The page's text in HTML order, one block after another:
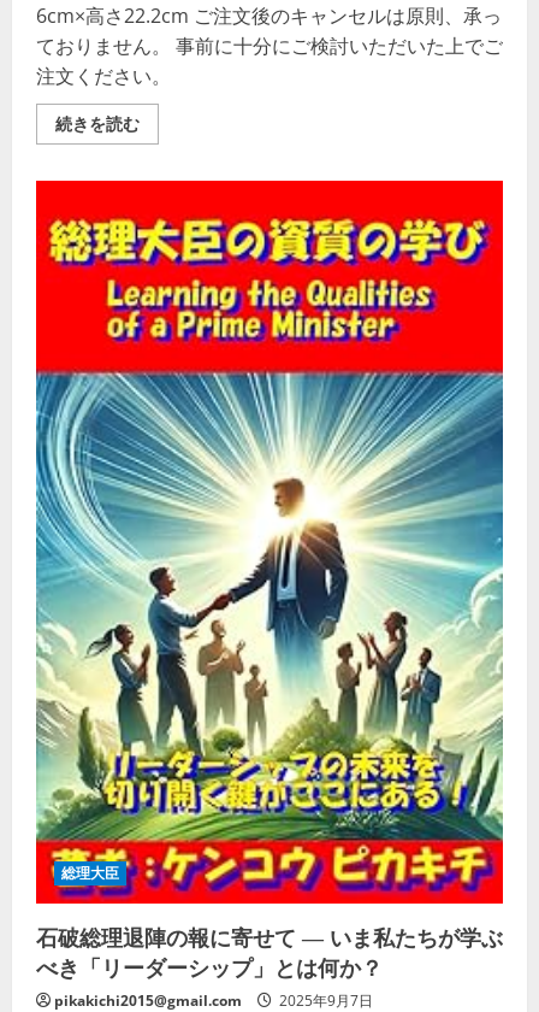
6cm×高さ22.2cm ご注文後のキャンセルは原則、承っ
ておりません。 事前に十分にご検討いただいた上でご
注文ください。
続きを読むシ
ュ
持
ち
プ
レ
ミ
ア
ム
ハ
ブ
リ
ッ
ド
無
香
性
380ML
の
詳
細
を
ご
覧
く
だ
さ
い
総理大臣
石破総理退陣の報に寄せて ― いま私たちが学ぶ
べき「リーダーシップ」とは何か？
pikakichi2015@gmail.com 2025年9月7日